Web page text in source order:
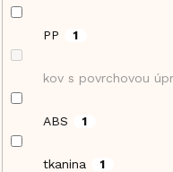
PP 1
kov s povrchovou
ABS 1
tkanina 1